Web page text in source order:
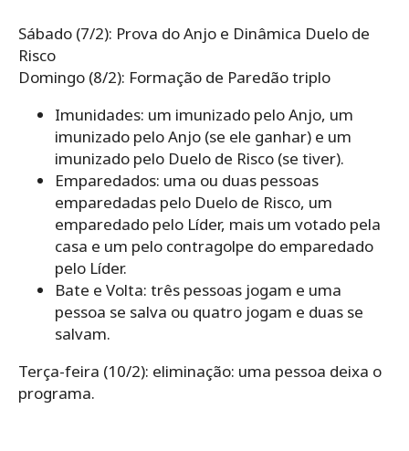
Sábado (7/2): Prova do Anjo e Dinâmica Duelo de
Risco
Domingo (8/2): Formação de Paredão triplo
Imunidades: um imunizado pelo Anjo, um
imunizado pelo Anjo (se ele ganhar) e um
imunizado pelo Duelo de Risco (se tiver).
Emparedados: uma ou duas pessoas
emparedadas pelo Duelo de Risco, um
emparedado pelo Líder, mais um votado pela
casa e um pelo contragolpe do emparedado
pelo Líder.
Bate e Volta: três pessoas jogam e uma
pessoa se salva ou quatro jogam e duas se
salvam.
Terça-feira (10/2): eliminação: uma pessoa deixa o
programa.